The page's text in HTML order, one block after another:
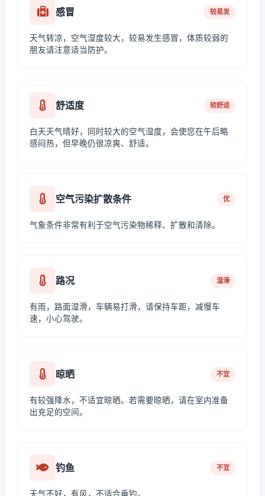
感冒 较易发
天气转凉，空气湿度较大，较易发生感冒，体质较弱的
朋友请注意适当防护。
舒适度 较舒适
白天天气晴好，同时较大的空气湿度，会使您在午后略
感闷热，但早晚仍很凉爽、舒适。
空气污染扩散条件 优
气象条件非常有利于空气污染物稀释、扩散和清除。
路况 湿滑
有雨，路面湿滑，车辆易打滑，请保持车距，减慢车
速，小心驾驶。
晾晒 不宜
有较强降水，不适宜晾晒。若需要晾晒，请在室内准备
出充足的空间。
钓鱼 不宜
天气不好，有风，不适合垂钓。